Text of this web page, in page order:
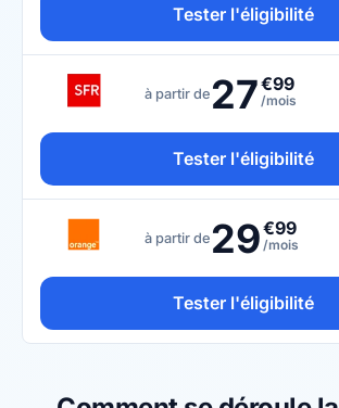
Tester l'éligibilité
à partir de 27€99
/mois
Tester l'éligibilité
à partir de 29€99
/mois
Tester l'éligibilité